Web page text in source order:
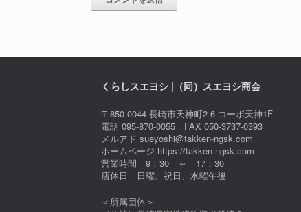
くらしスエヨシ |（同）スエヨシ商会
〒850-0044 長崎市天神町2-6 コーポ天神1F
電話 095-870-0055 FAX 050-3737-0393
メルアド sueyoshi@takken-ngsk.com
ホームページ https://takken-ngsk.com
営業時間 9：30 ～ 17：30
店休日 日曜、祝日、水曜午後
＜所属団体＞